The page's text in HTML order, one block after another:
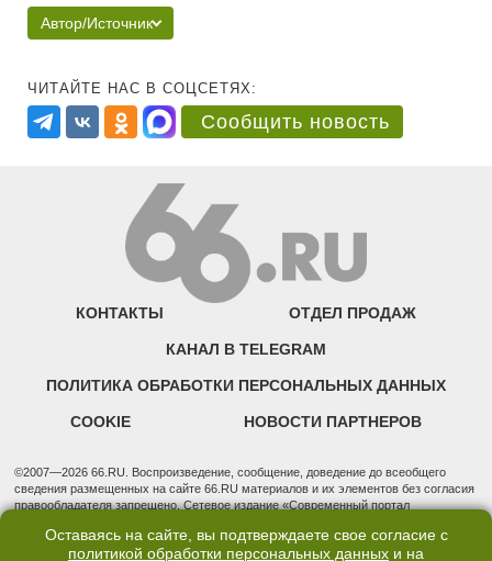
Автор/Источник
ЧИТАЙТЕ НАС В СОЦСЕТЯХ:
Сообщить новость
КОНТАКТЫ ОТДЕЛ ПРОДАЖ
КАНАЛ В TELEGRAM
ПОЛИТИКА ОБРАБОТКИ ПЕРСОНАЛЬНЫХ ДАННЫХ
COOKIE НОВОСТИ ПАРТНЕРОВ
©2007—2026 66.RU. Воспроизведение, сообщение, доведение до всеобщего
сведения размещенных на сайте 66.RU материалов и их элементов без согласия
правообладателя запрещено. Сетевое издание «Современный портал
надзору в сфере связи, информационных технологий и массовых коммуникаций
(Роскомнадзор). Регистрационный номер ЭЛ № ФС 77 - 76634 от 02.09.2019
Оставаясь на сайте, вы подтверждаете свое согласие с
политикой обработки персональных данных и на